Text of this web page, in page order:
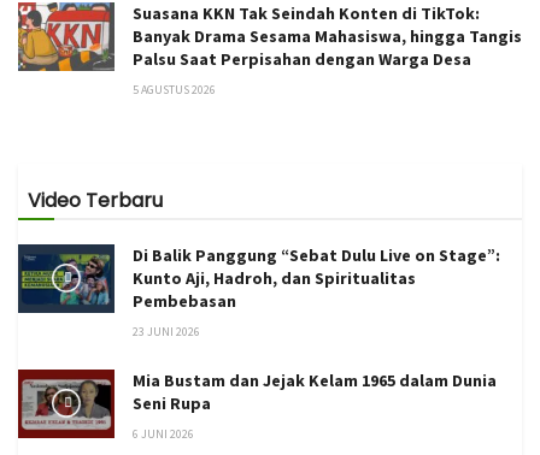
Suasana KKN Tak Seindah Konten di TikTok:
Banyak Drama Sesama Mahasiswa, hingga Tangis
Palsu Saat Perpisahan dengan Warga Desa
5 AGUSTUS 2026
Video Terbaru
Di Balik Panggung “Sebat Dulu Live on Stage”:
Kunto Aji, Hadroh, dan Spiritualitas
Pembebasan
23 JUNI 2026
Mia Bustam dan Jejak Kelam 1965 dalam Dunia
Seni Rupa
6 JUNI 2026